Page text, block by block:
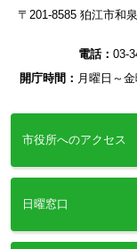
〒201-8585 狛江市和
電話： 03-
開庁時間： 月曜日～
市役所へのアクセス
日曜窓口